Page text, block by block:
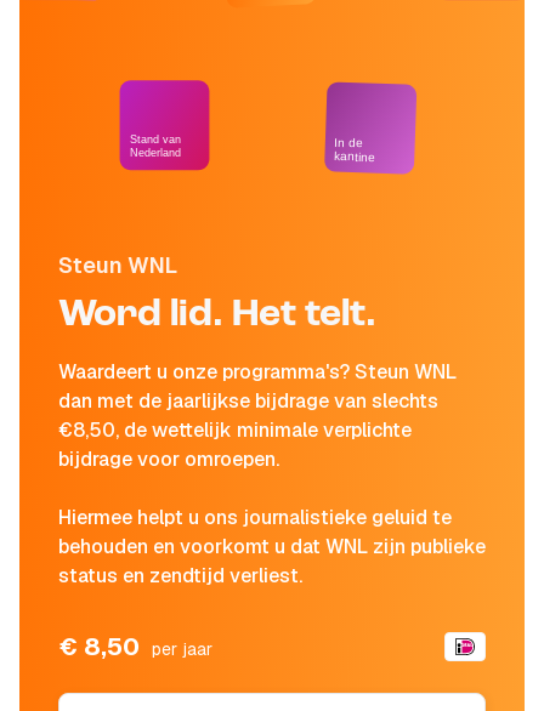
Steun WNL
Word lid. Het telt.
Waardeert u onze programma's? Steun WNL
dan met de jaarlijkse bijdrage van slechts
€8,50, de wettelijk minimale verplichte
bijdrage voor omroepen.
Hiermee helpt u ons journalistieke geluid te
behouden en voorkomt u dat WNL zijn publieke
status en zendtijd verliest.
€ 8,50 per jaar
Stand van
Nederland
In de
kantine